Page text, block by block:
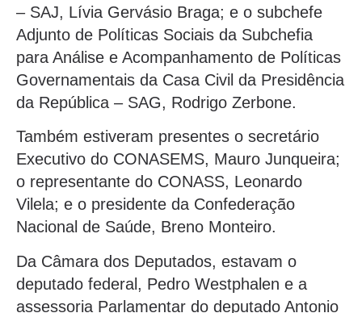
– SAJ, Lívia Gervásio Braga; e o subchefe
Adjunto de Políticas Sociais da Subchefia
para Análise e Acompanhamento de Políticas
Governamentais da Casa Civil da Presidência
da República – SAG, Rodrigo Zerbone.
Também estiveram presentes o secretário
Executivo do CONASEMS, Mauro Junqueira;
o representante do CONASS, Leonardo
Vilela; e o presidente da Confederação
Nacional de Saúde, Breno Monteiro.
Da Câmara dos Deputados, estavam o
deputado federal, Pedro Westphalen e a
assessoria Parlamentar do deputado Antonio